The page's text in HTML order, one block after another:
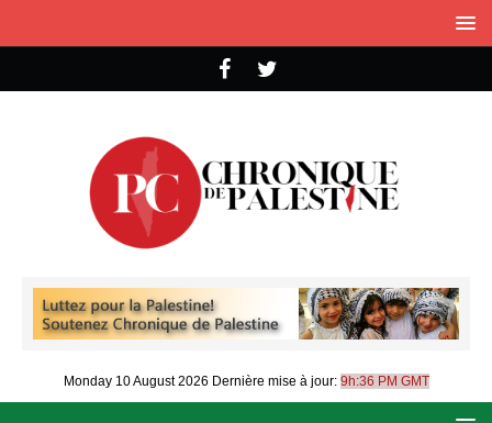
Monday 10 August 2026 Dernière mise à jour: 9h:36 PM GMT